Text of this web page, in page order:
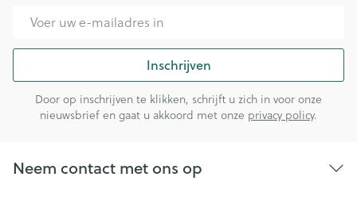
Inschrijven
Door op inschrijven te klikken, schrijft u zich in voor onze
nieuwsbrief en gaat u akkoord met onze privacy policy.
Neem contact met ons op